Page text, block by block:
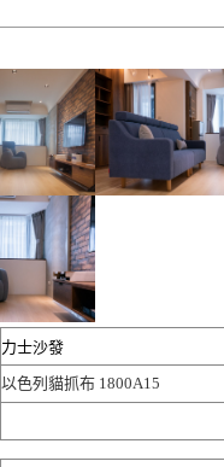
力士沙發
以色列貓抓布 1800A15